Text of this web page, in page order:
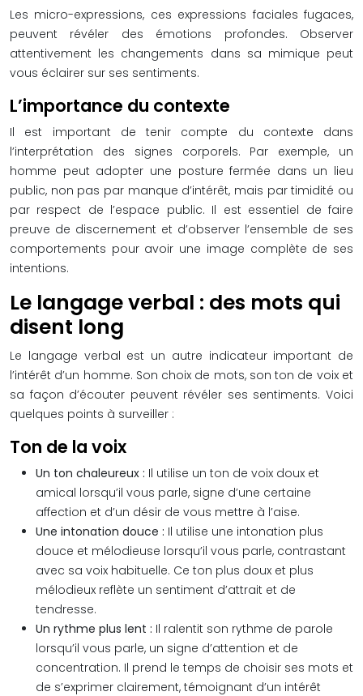
Les micro-expressions, ces expressions faciales fugaces,
peuvent révéler des émotions profondes. Observer
attentivement les changements dans sa mimique peut
vous éclairer sur ses sentiments.
L’importance du contexte
Il est important de tenir compte du contexte dans
l’interprétation des signes corporels. Par exemple, un
homme peut adopter une posture fermée dans un lieu
public, non pas par manque d’intérêt, mais par timidité ou
par respect de l’espace public. Il est essentiel de faire
preuve de discernement et d’observer l’ensemble de ses
comportements pour avoir une image complète de ses
intentions.
Le langage verbal : des mots qui
disent long
Le langage verbal est un autre indicateur important de
l’intérêt d’un homme. Son choix de mots, son ton de voix et
sa façon d’écouter peuvent révéler ses sentiments. Voici
quelques points à surveiller :
Ton de la voix
Un ton chaleureux : Il utilise un ton de voix doux et
amical lorsqu’il vous parle, signe d’une certaine
affection et d’un désir de vous mettre à l’aise.
Une intonation douce : Il utilise une intonation plus
douce et mélodieuse lorsqu’il vous parle, contrastant
avec sa voix habituelle. Ce ton plus doux et plus
mélodieux reflète un sentiment d’attrait et de
tendresse.
Un rythme plus lent : Il ralentit son rythme de parole
lorsqu’il vous parle, un signe d’attention et de
concentration. Il prend le temps de choisir ses mots et
de s’exprimer clairement, témoignant d’un intérêt